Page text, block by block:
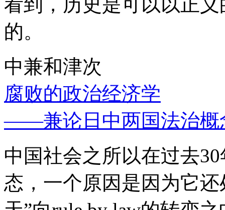
的。
中兼和津次
腐败的政治经济学
——兼论日中两国法治概
中国社会之所以在过去
态，一个原因是因为它